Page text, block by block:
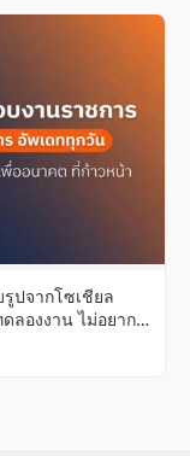
ปจากโซเชียล
ลองงาน ไม่อยาก